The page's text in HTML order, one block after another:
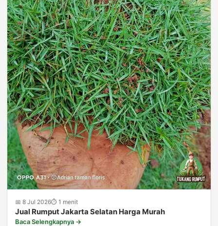
📅 8 Jul 2026⏱ 1 menit
Jual Rumput Jakarta Selatan Harga Murah
Baca Selengkapnya →